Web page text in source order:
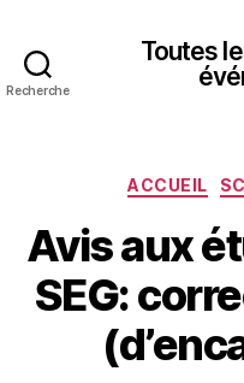
Recherche
Toutes
ACCUEIL
Avis aux
SEG: